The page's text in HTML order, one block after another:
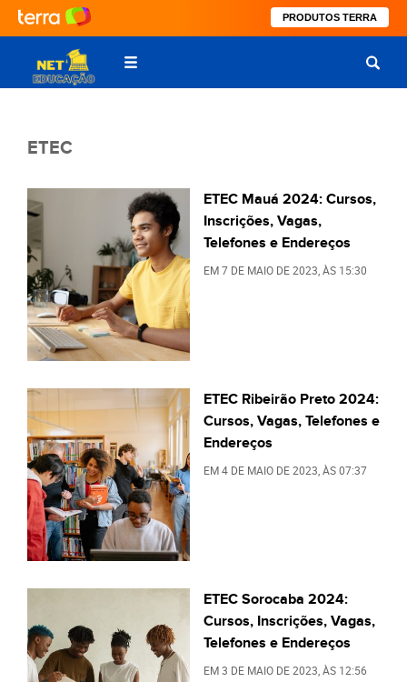
PRODUTOS TERRA
ETEC
ETEC Mauá 2024: Cursos,
Inscrições, Vagas,
Telefones e Endereços
EM7 DE MAIO DE 2023 , ÀS 15:30
ETEC Ribeirão Preto 2024:
Cursos, Vagas, Telefones e
Endereços
EM4 DE MAIO DE 2023 , ÀS07:37
ETEC Sorocaba 2024:
Cursos, Inscrições, Vagas,
Telefones e Endereços
EM3 DE MAIO DE 2023, ÀS 12:56